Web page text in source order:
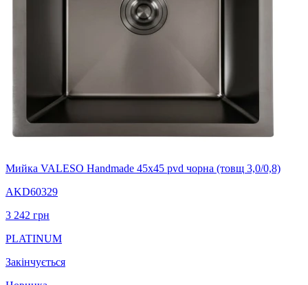
Мийка VALESO Handmade 45х45 pvd чорна (товщ 3,0/0,8)
AKD60329
3 242 грн
PLATINUM
Закінчується